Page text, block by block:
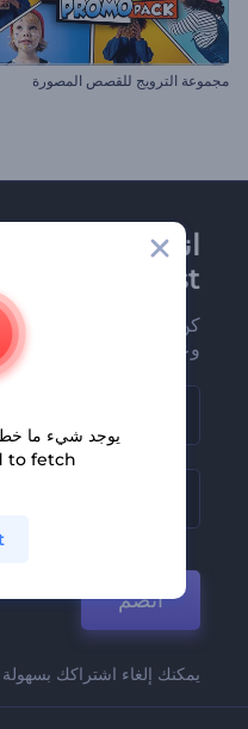
مجموعة الترويج للقصص المصورة
انضم إلى نشرة
Renderforest الإخبارية
كن من بين أوائل من
وعروضنا
انضم
يمكنك إلغاء اشتراكك
to fetch